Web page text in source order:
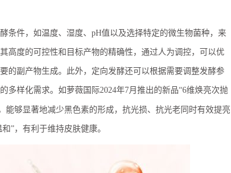
条件，如温度、湿度、pH值以及选择特定的微生物菌种，来
高度的可控性和目标产物的精确性，通过人为调控，可以优
的副产物生成。此外，定向发酵还可以根据需要调整发酵参
多样化需求。 如萝薇 国际2024年7月推出的新品“6维焕亮次抛
能够显著地减少黑色素的形成， 抗光损、抗光老同时有效提亮
”，有利于维持皮肤健康。